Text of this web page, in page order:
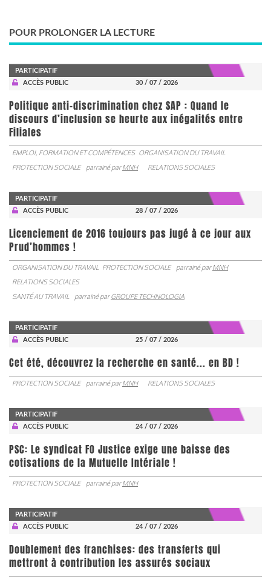
POUR PROLONGER LA LECTURE
PARTICIPATIF
ACCÈS PUBLIC
30 / 07 / 2026
Politique anti-discrimination chez SAP : Quand le
discours d’inclusion se heurte aux inégalités entre
Filiales
EMPLOI, FORMATION ET COMPÉTENCES ORGANISATION DU TRAVAIL
PROTECTION SOCIALE
parrainé parMNH RELATIONS SOCIALES
PARTICIPATIF
ACCÈS PUBLIC
28 / 07 / 2026
Licenciement de 2016 toujours pas jugé à ce jour aux
Prud’hommes !
ORGANISATION DU TRAVAIL PROTECTION SOCIALE parrainé parMNH
RELATIONS SOCIALES
SANTÉ AU TRAVAIL
parrainé parGROUPE TECHNOLOGIA
PARTICIPATIF
ACCÈS PUBLIC
25 / 07 / 2026
Cet été, découvrez la recherche en santé... en BD !
PROTECTION SOCIALE parrainé parMNH RELATIONS SOCIALES
PARTICIPATIF
ACCÈS PUBLIC
24 / 07 / 2026
PSC: Le syndicat FO Justice exige une baisse des
cotisations de la Mutuelle Intériale !
PROTECTION SOCIALE parrainé parMNH
PARTICIPATIF
ACCÈS PUBLIC
24 / 07 / 2026
Doublement des franchises: des transferts qui
mettront à contribution les assurés sociaux